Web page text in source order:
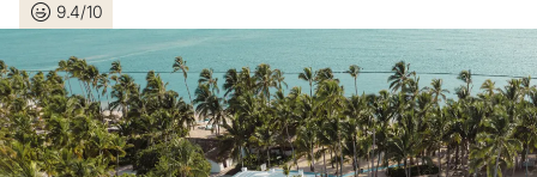
LOGIN
Hai dimenticato la password?
o usa una di queste opzioni
Entra con Google
9.4/10